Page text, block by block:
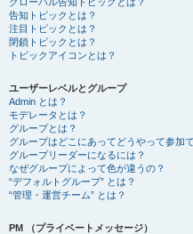
告知トピックとは？
注目トピックとは？
閉鎖トピックとは？
トピックアイコンとは？
ユーザーレベルとグループ
Admin とは？
モデレータとは？
グループとは？
グループはどこにあってどうやって参加
グループリーダーになるには？
なぜグループによって色が違うの？
“デフォルトグループ” とは？
“管理・運営チーム” とは？
PM （プライベートメッセージ）